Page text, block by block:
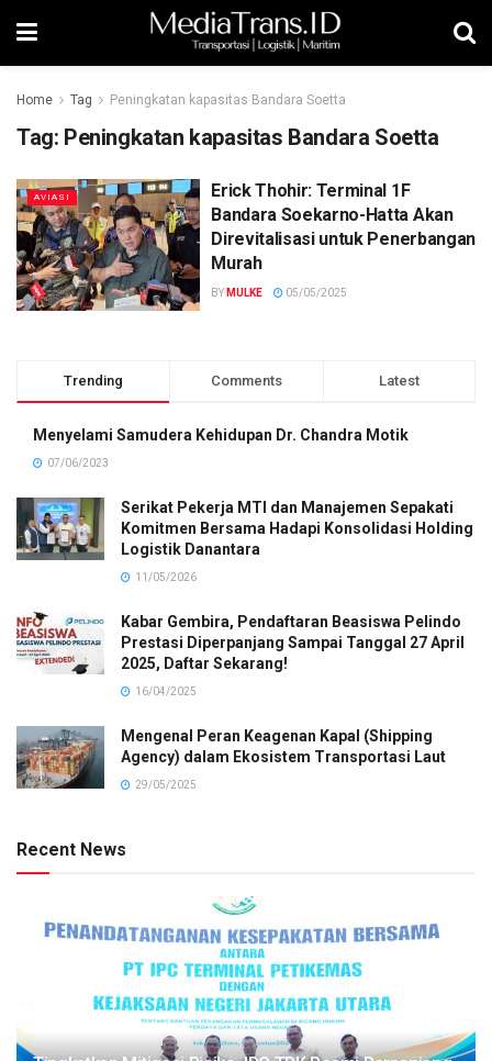
Home Tag Peningkatan kapasitas Bandara Soetta
Tag: Peningkatan kapasitas Bandara Soetta
AVIASI
Erick Thohir: Terminal 1F
Bandara Soekarno-Hatta Akan
Direvitalisasi untuk Penerbangan
Murah
BY MULKE 05/05/2025
Trending Comments Latest
Menyelami Samudera Kehidupan Dr. Chandra Motik
07/06/2023
Serikat Pekerja MTI dan Manajemen Sepakati
Komitmen Bersama Hadapi Konsolidasi Holding
Logistik Danantara
11/05/2026
Kabar Gembira, Pendaftaran Beasiswa Pelindo
Prestasi Diperpanjang Sampai Tanggal 27 April
2025, Daftar Sekarang!
16/04/2025
Mengenal Peran Keagenan Kapal (Shipping
Agency) dalam Ekosistem Transportasi Laut
29/05/2025
Recent News